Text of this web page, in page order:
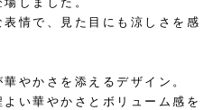
情で、見た目にも涼しさを感
やかさを添えるデザイン。
い華やかさとボリューム感を